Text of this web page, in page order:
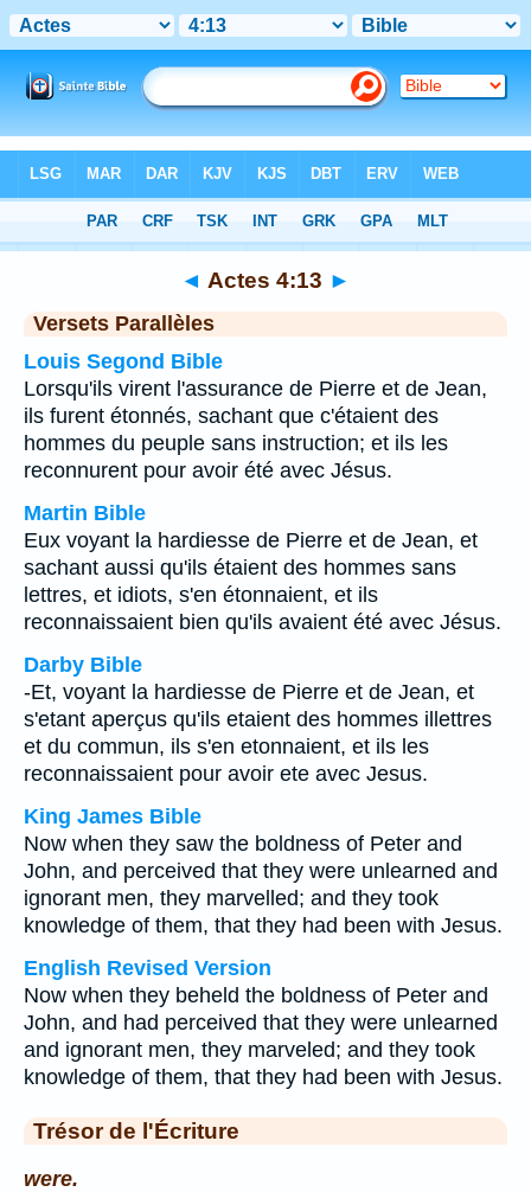
Chapitre 4> Verset 13
◄ Actes 4:13 ►
Versets Parallèles
Louis Segond Bible
Lorsqu'ils virent l'assurance de Pierre et de Jean,
ils furent étonnés, sachant que c'étaient des
hommes du peuple sans instruction; et ils les
reconnurent pour avoir été avec Jésus.
Martin Bible
Eux voyant la hardiesse de Pierre et de Jean, et
sachant aussi qu'ils étaient des hommes sans
lettres, et idiots, s'en étonnaient, et ils
reconnaissaient bien qu'ils avaient été avec Jésus.
Darby Bible
-Et, voyant la hardiesse de Pierre et de Jean, et
s'etant aperçus qu'ils etaient des hommes illettres
et du commun, ils s'en etonnaient, et ils les
reconnaissaient pour avoir ete avec Jesus.
King James Bible
Now when they saw the boldness of Peter and
John, and perceived that they were unlearned and
ignorant men, they marvelled; and they took
knowledge of them, that they had been with Jesus.
English Revised Version
Now when they beheld the boldness of Peter and
John, and had perceived that they were unlearned
and ignorant men, they marveled; and they took
knowledge of them, that they had been with Jesus.
Trésor de l'Écriture
were.